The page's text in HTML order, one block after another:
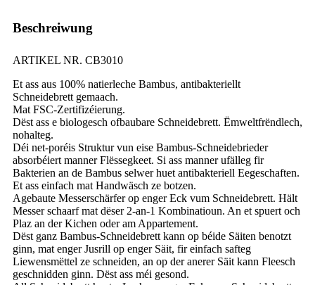
Beschreiwung
ARTIKEL NR. CB3010
Et ass aus 100% natierleche Bambus, antibakteriellt
Schneidebrett gemaach.
Mat FSC-Zertifizéierung.
Dëst ass e biologesch ofbaubare Schneidebrett. Ëmweltfrëndlech,
nohalteg.
Déi net-poréis Struktur vun eise Bambus-Schneidebrieder
absorbéiert manner Flëssegkeet. Si ass manner ufälleg fir
Bakterien an de Bambus selwer huet antibakteriell Eegeschaften.
Et ass einfach mat Handwäsch ze botzen.
Agebaute Messerschärfer op enger Eck vum Schneidebrett. Hält
Messer schaarf mat dëser 2-an-1 Kombinatioun. An et spuert och
Plaz an der Kichen oder am Appartement.
Dëst ganz Bambus-Schneidebrett kann op béide Säiten benotzt
ginn, mat enger Jusrill op enger Säit, fir einfach safteg
Liewensmëttel ze schneiden, an op der anerer Säit kann Fleesch
geschnidden ginn. Dëst ass méi gesond.